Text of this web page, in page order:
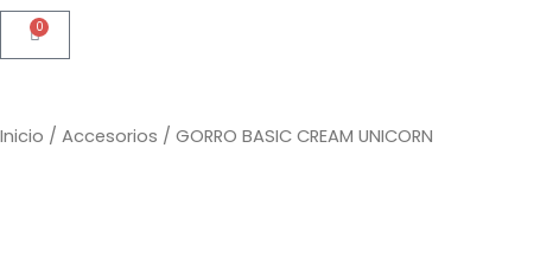
0
Cart
Inicio / Accesorios / GORRO BASIC CREAM UNICORN